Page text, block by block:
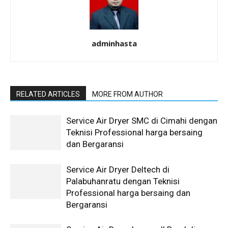
adminhasta
RELATED ARTICLES MORE FROM AUTHOR
Service Air Dryer SMC di Cimahi dengan
Teknisi Professional harga bersaing
dan Bergaransi
Service Air Dryer Deltech di
Palabuhanratu dengan Teknisi
Professional harga bersaing dan
Bergaransi